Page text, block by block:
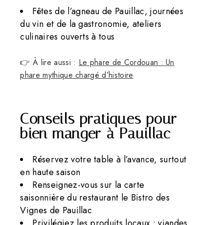
Fêtes de l’agneau de Pauillac, journées
du vin et de la gastronomie, ateliers
culinaires ouverts à tous
👉 À lire aussi : Le phare de Cordouan : Un
phare mythique chargé d’histoire
Conseils pratiques pour
bien manger à Pauillac
Réservez votre table à l’avance, surtout
en haute saison
Renseignez-vous sur la carte
saisonnière du restaurant le Bistro des
Vignes de Pauillac